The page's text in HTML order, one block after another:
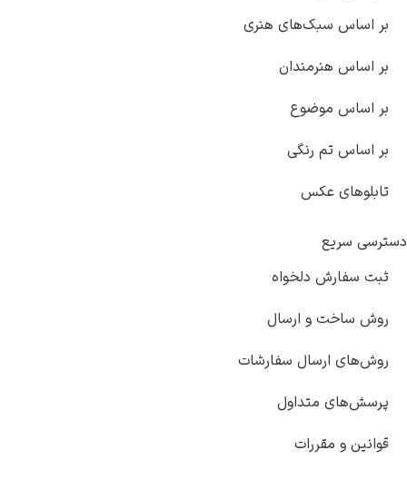
هنری
رنگی
دلخواه
ارسال
سفارشات